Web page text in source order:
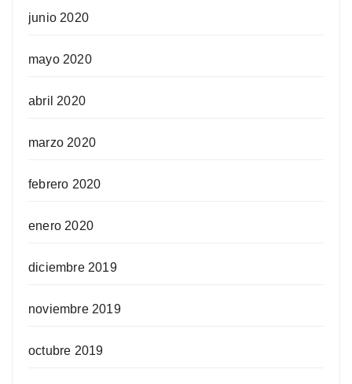
junio 2020
mayo 2020
abril 2020
marzo 2020
febrero 2020
enero 2020
diciembre 2019
noviembre 2019
octubre 2019